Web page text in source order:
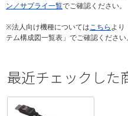
ン／サプライ一覧でご確認ください。
※法人向け機種についてはこちら より
テム構成図一覧表」でご確認ください
最近チェックした